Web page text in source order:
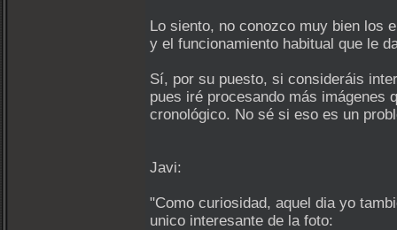
Lo siento, no conozco muy bien los
y el funcionamiento habitual que le
Sí, por su puesto, si consideráis
pues iré procesando más imágenes
cronológico. No sé si eso es un
Javi:
"Como curiosidad, aquel dia yo
unico interesante de la foto: